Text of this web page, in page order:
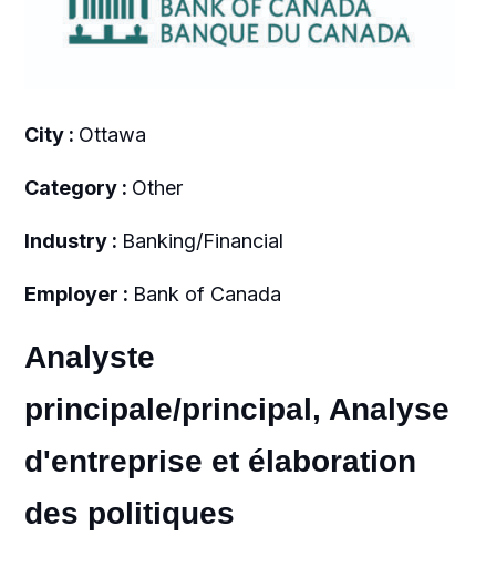
City : Ottawa
Category : Other
Industry : Banking/Financial
Employer : Bank of Canada
Analyste
principale/principal, Analyse
d'entreprise et élaboration
des politiques